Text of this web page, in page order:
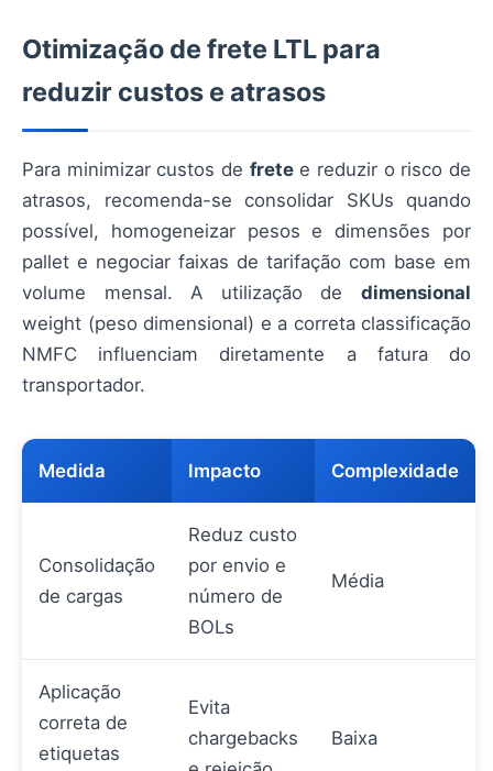
Otimização de frete LTL para
reduzir custos e atrasos
Para minimizar custos de fretee reduzir o risco de
atrasos, recomenda-se consolidar SKUs quando
possível, homogeneizar pesos e dimensões por
pallet e negociar faixas de tarifação com base em
volume mensal. A utilização de dimensional
weight (peso dimensional) e a correta classificação
NMFC influenciam diretamente a fatura do
transportador.
Medida Impacto Complexidade
Consolidação
de cargas
Reduz custo
por envio e
número de
BOLs
Média
Aplicação
correta de
etiquetas
Evita
chargebacks
Baixa